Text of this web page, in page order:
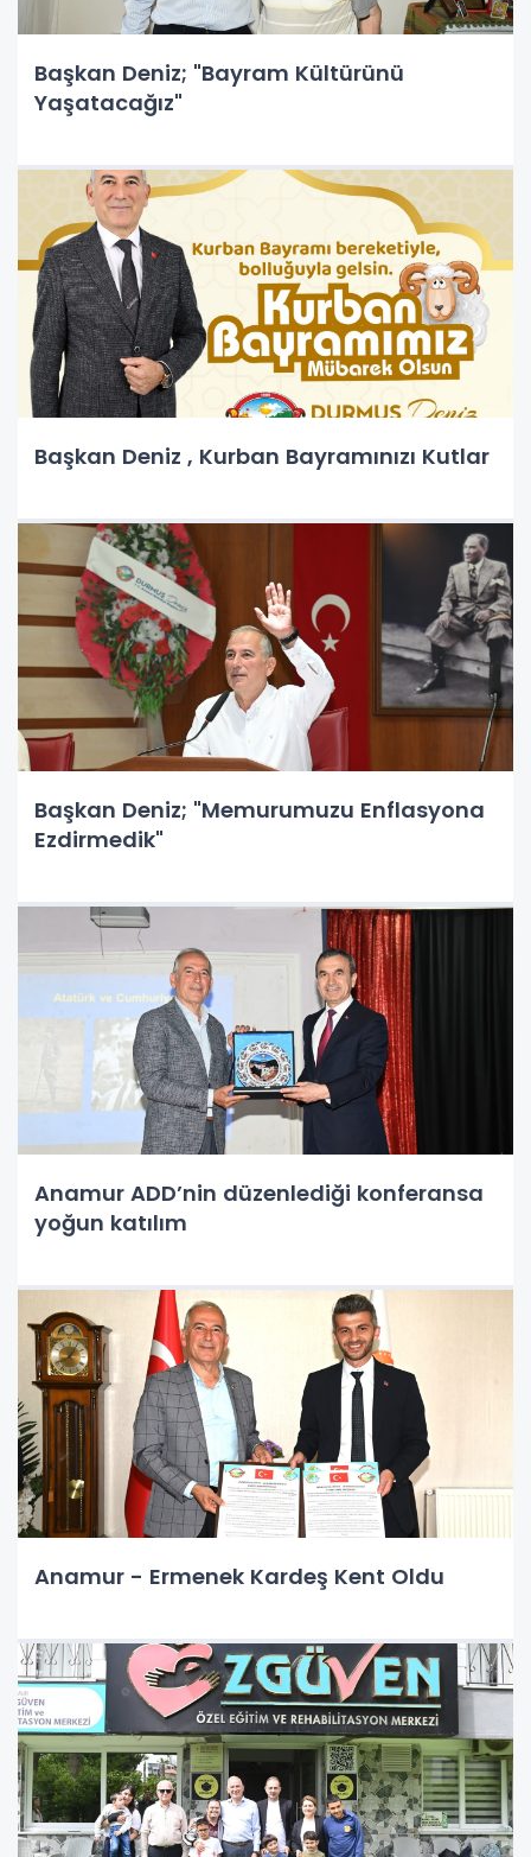
Başkan Deniz; "Bayram Kültürünü
Yaşatacağız"
Başkan Deniz , Kurban Bayramınızı Kutlar
Başkan Deniz; "Memurumuzu Enflasyona
Ezdirmedik"
Anamur ADD’nin düzenlediği konferansa
yoğun katılım
Anamur - Ermenek Kardeş Kent Oldu